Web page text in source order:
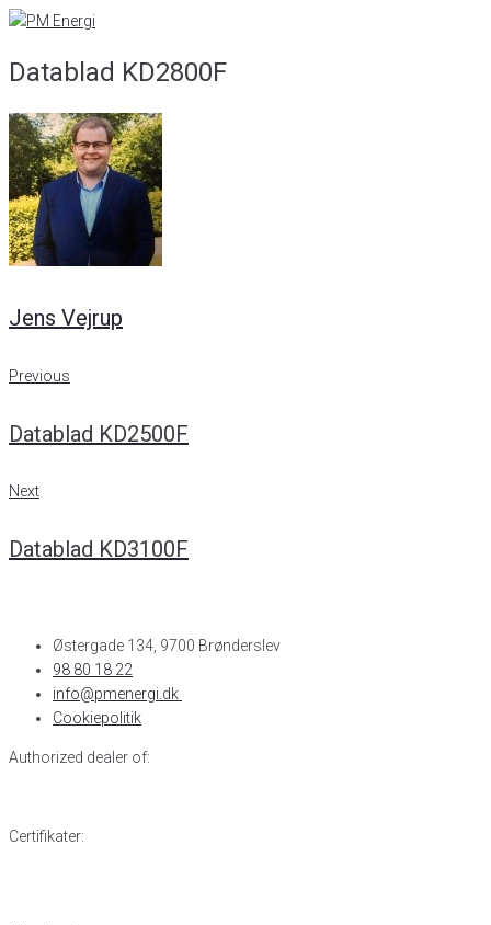
Skip
content
Datablad KD2800F
Jens Vejrup
Indlægsnavigation
Previous
Previous
Datablad KD2500F
Next
Next
Datablad KD3100F
Østergade 134, 9700 Brønderslev​
98 80 18 22
info@pmenergi.dk​ ​
Cookiepolitik
Authorized dealer of:
Certifikater: